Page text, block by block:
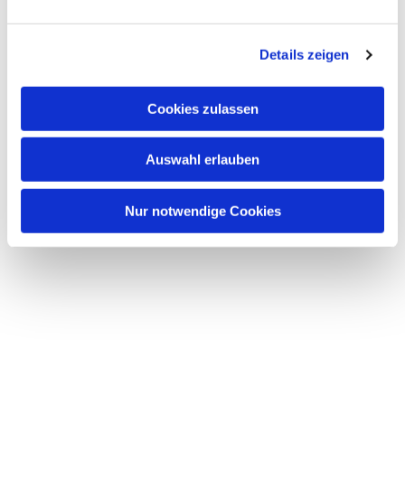
Details zeigen
Cookies zulassen
Auswahl erlauben
Nur notwendige Cookies